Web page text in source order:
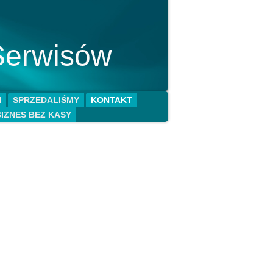
SPRZEDALIŚMY
KONTAKT
BEZ KASY